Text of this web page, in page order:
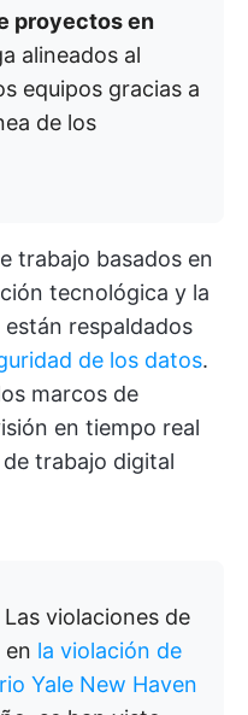
proyectos en
alineados al
equipos gracias a
de los
trabajo basados en
tecnológica y la
respaldados
de los datos.
marcos de
en tiempo real
trabajo digital
Las violaciones de
la violación de
Yale New Haven